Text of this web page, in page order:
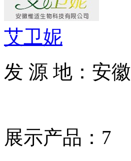
艾卫妮
发 源 地：安徽
展示产品：7